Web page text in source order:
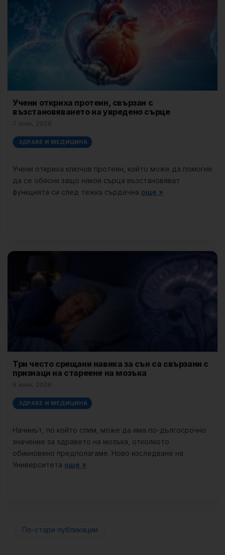
Учени откриха протеин, свързан с
възстановяването на увредено сърце
7 юни, 2026
ЗДРАВЕ И МЕДИЦИНА
Учени откриха ключов протеин, който може да помогне
да се обясни защо някои сърца възстановяват
функцията си след тежка сърдечна още »
Три често срещани навика за сън са свързани с
признаци на стареене на мозъка
6 юни, 2026
ЗДРАВЕ И МЕДИЦИНА
Начинът, по който спим, може да има по-дългосрочно
значение за здравето на мозъка, отколкото
обикновено предполагаме. Ново изследване на
Университета още »
По-стари публикации